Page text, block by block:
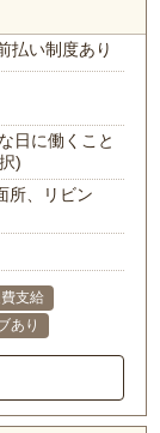
払い制度あり
日に働くこと
)
所、リビン
支給
あり